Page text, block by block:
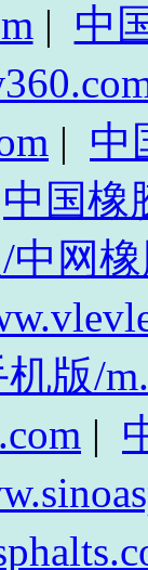
| 中
| 中
中国橡
网
版/
|